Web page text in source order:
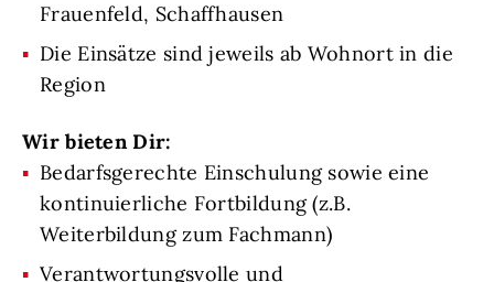
Frauenfeld, Schaffhausen
Die Einsätze sind jeweils ab Wohnort in die
Region
Wir bieten Dir:
Bedarfsgerechte Einschulung sowie eine
kontinuierliche Fortbildung (z.B.
Weiterbildung zum Fachmann)
Verantwortungsvolle und